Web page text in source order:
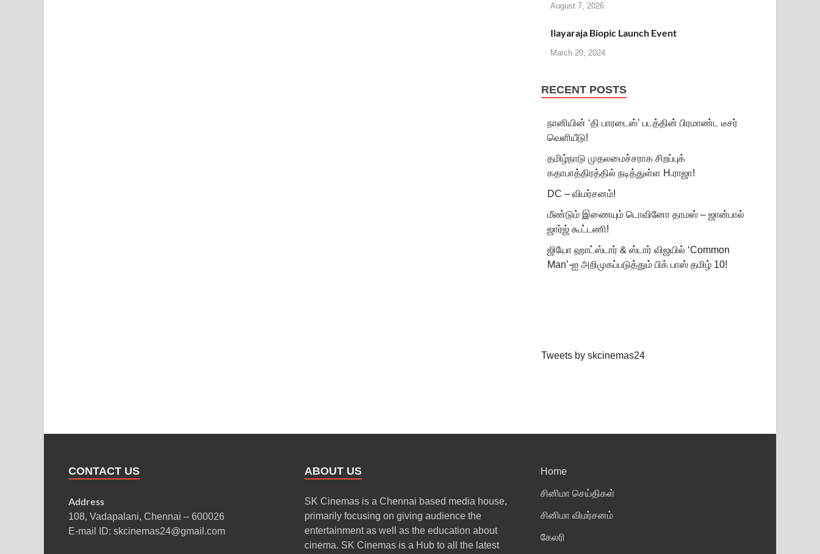
August 7, 2026
Ilayaraja Biopic Launch Event
March 20, 2024
RECENT POSTS
நானியின் ‘தி பாரடைஸ்’ படத்தின் பிரமாண்ட டீசர்
வெளியீடு!
தமிழ்நாடு முதலமைச்சராக சிறப்புக்
கதாபாத்திரத்தில் நடித்துள்ள H.ராஜா!
DC – விமர்சனம்!
மீண்டும் இணையும் டொவினோ தாமஸ் – ஜான்பால்
ஜார்ஜ் கூட்டணி!
ஜியோ ஹாட்ஸ்டார் & ஸ்டார் விஜயில் ‘Common
Man’-ஐ அறிமுகப்படுத்தும் பிக் பாஸ் தமிழ் 10!
Tweets by skcinemas24
CONTACT US
Address
108, Vadapalani, Chennai – 600026
E-mail ID: skcinemas24@gmail.com
ABOUT US
SK Cinemas is a Chennai based media house,
primarily focusing on giving audience the
entertainment as well as the education about
cinema. SK Cinemas is a Hub to all the latest
Home
சினிமா செய்திகள்
சினிமா விமர்சனம்
கேலரி